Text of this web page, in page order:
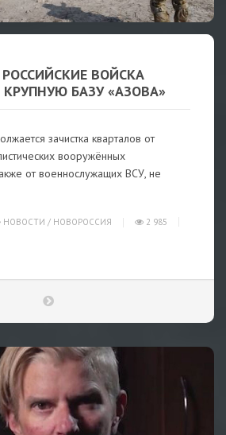
ВОЙСКА
БАЗУ «АЗОВА»
зачистка кварталов от
вооружённых
от военнослужащих ВСУ, не
НОВОСТИ / НОВОРОССИЯ
2 985